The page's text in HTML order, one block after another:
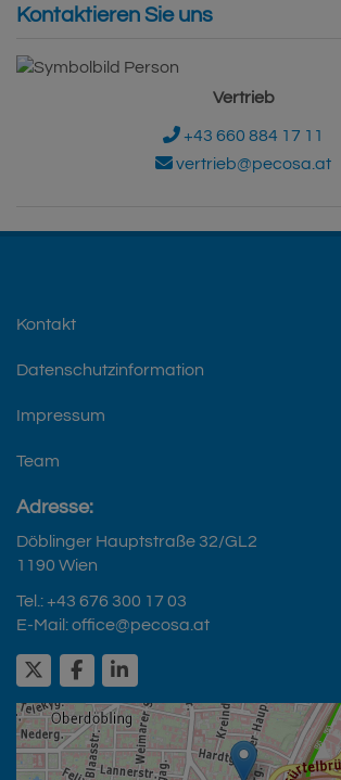
Kontaktieren Sie uns
Vertrieb
+43 660 884 17 11
vertrieb@pecosa.at
Kontakt
Datenschutzinformation
Impressum
Team
Adresse:
Döblinger Hauptstraße 32/GL2
1190 Wien
Tel.:+43 676 300 17 03
E-Mail:office@pecosa.at